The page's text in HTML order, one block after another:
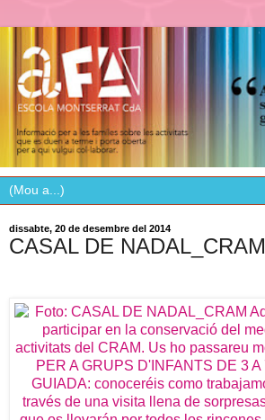
dissabte, 20 de desembre del 2014
CASAL DE NADAL_CRAM